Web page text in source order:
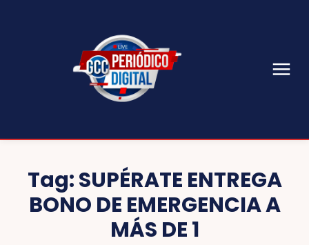
Tag:SUPÉRATE ENTREGA
BONO DE EMERGENCIA A
MÁS DE 1